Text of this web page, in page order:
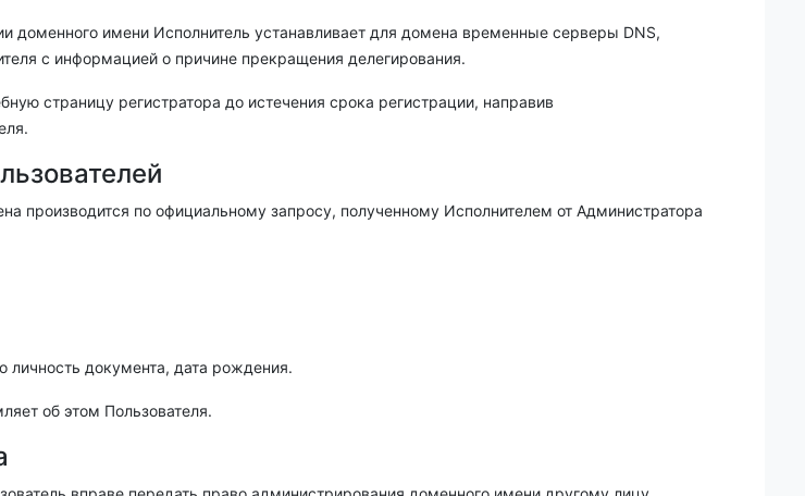
доменного имени Исполнитель устанавливает для домена временные серверы DNS,
с информацией о причине прекращения делегирования.
страницу регистратора до истечения срока регистрации, направив
.
производится по официальному запросу, полученному Исполнителем от Администратора
документа, дата рождения.
об этом Пользователя.